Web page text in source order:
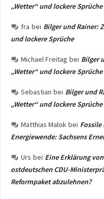
„Wetter“ und lockere Sprüche
fra bei Bilger und Rainer:
und lockere Sprüche
Michael Freitag bei Bilger
„Wetter“ und lockere Sprüche
Sebastian bei Bilger und
„Wetter“ und lockere Sprüche
Matthias Malok bei
Energiewende: Sachsens
Urs bei Eine Erklärung
ostdeutschen CDU-
Reformpaket abzulehnen?